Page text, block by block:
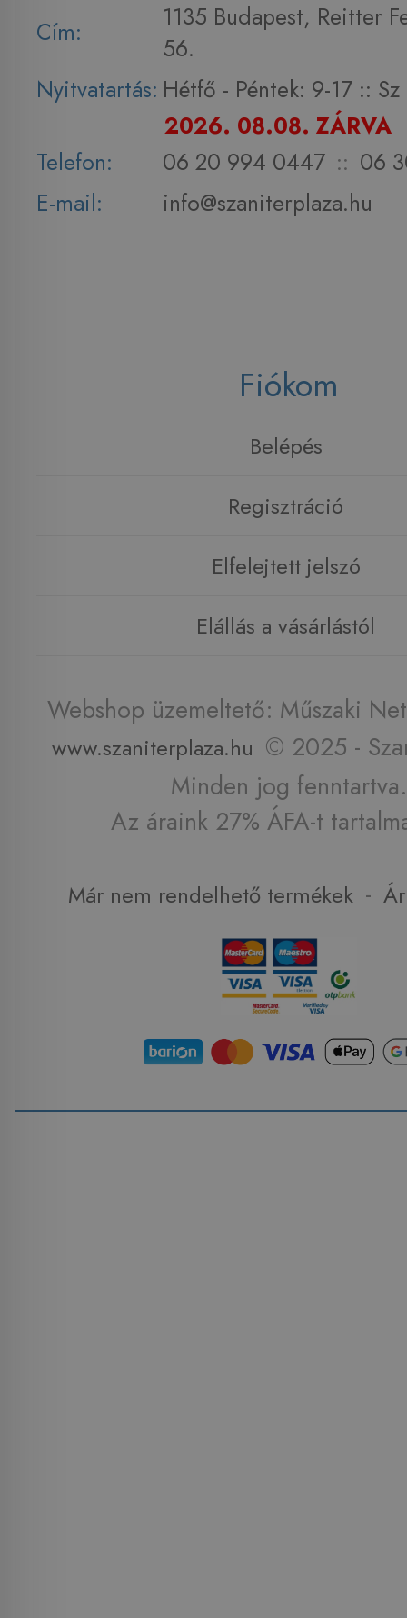
Cím:
1135 Budapest, Reitter
56.
Nyitvatartás: Hétfő - Péntek: 9-17 :: Sz
2026. 08.08. ZÁRVA
Telefon:
06 20 994 0447 :: 06
E-mail:
info@szaniterplaza.hu
Fiókom
Belépés
Regisztráció
Elfelejtett jelszó
Elállás a vásárlástól
Webshop üzemeltető: Műszaki
www.szaniterplaza.hu © 2025 -
Minden jog fenntartva.
Az áraink 27% ÁFA-t
Már nem rendelhető termékek -